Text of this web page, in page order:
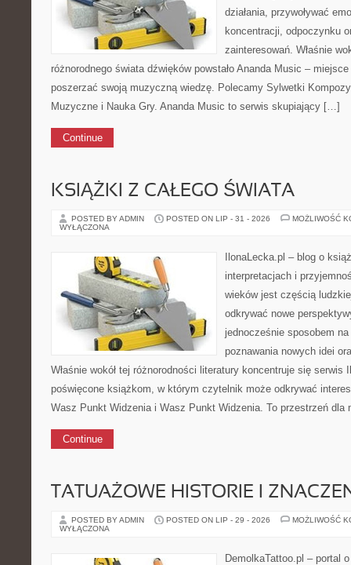
działania, przywoływać
koncentracji, odpoczynku
zainteresowań. Właśnie
różnorodnego świata dźwięków powstało Ananda Music –
poszerzać swoją muzyczną wiedzę. Polecamy Sylwetki
Muzyczne i Nauka Gry. Ananda Music to serwis skupiający […]
Continue
KSIĄŻKI Z CAŁEGO ŚWIATA
POSTED BY ADMIN POSTED ON LIP - 31 - 2026
MOŻLIWOŚĆ
WYŁĄCZONA
IlonaLecka.pl – blog o
interpretacjach i
wieków jest częścią
odkrywać nowe
jednocześnie sposobem
poznawania nowych idei
Właśnie wokół tej różnorodności literatury koncentruje się serwis
poświęcone książkom, w którym czytelnik może odkrywać
Wasz Punkt Widzenia i Wasz Punkt Widzenia. To przestrzeń dla
Continue
TATUAŻOWE HISTORIE I
POSTED BY ADMIN POSTED ON LIP - 29 - 2026
MOŻLIWOŚĆ
WYŁĄCZONA
DemolkaTattoo.pl – portal